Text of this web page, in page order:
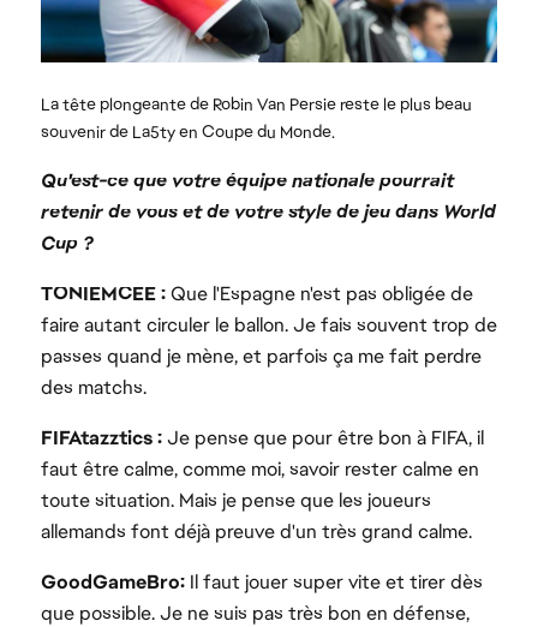
Qu'est-ce que votre équipe nationale pourrait
retenir de vous et de votre style de jeu dans World
Cup ?
TONIEMCEE :Que l'Espagne n'est pas obligée de
faire autant circuler le ballon. Je fais souvent trop de
passes quand je mène, et parfois ça me fait perdre
des matchs.
FIFAtazztics :Je pense que pour être bon à FIFA, il
faut être calme, comme moi, savoir rester calme en
toute situation. Mais je pense que les joueurs
allemands font déjà preuve d'un très grand calme.
GoodGameBro:Il faut jouer super vite et tirer dès
que possible. Je ne suis pas très bon en défense,